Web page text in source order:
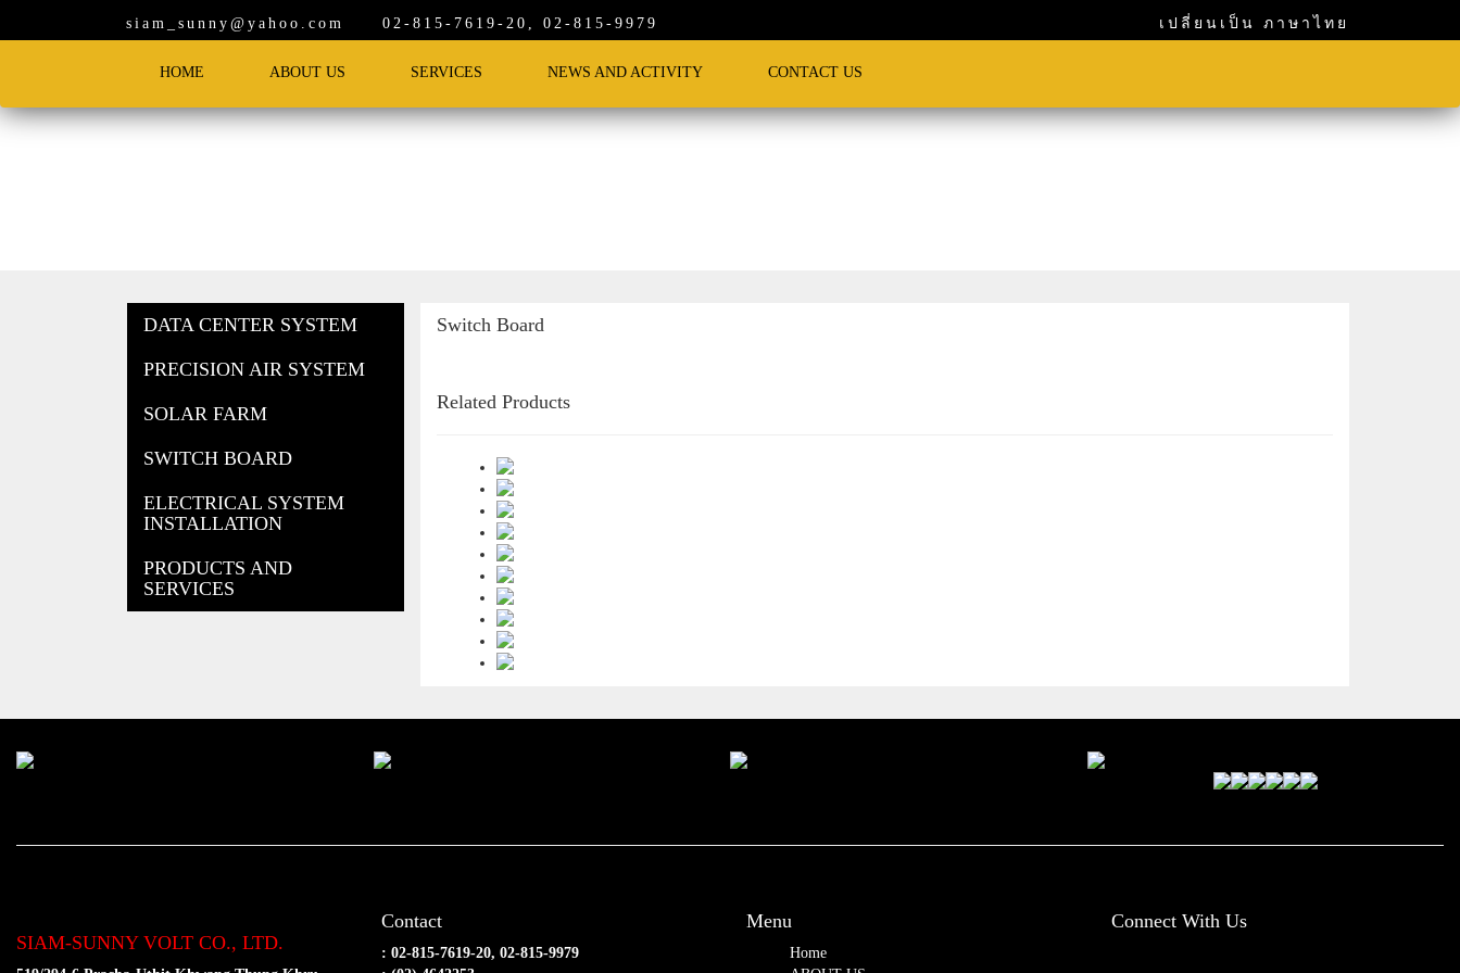
siam_sunny@yahoo.com 02-815-7619-20, 02-815-9979 เปลี่ยนเป็น ภาษาไทย
HOME ABOUT US SERVICES NEWS AND ACTIVITY CONTACT US
DATA CENTER SYSTEM
PRECISION AIR SYSTEM
SOLAR FARM
SWITCH BOARD
ELECTRICAL SYSTEM
INSTALLATION
PRODUCTS AND
SERVICES
Switch Board
Related Products
SIAM-SUNNY VOLT CO., LTD.
Contact
: 02-815-7619-20, 02-815-9979
Menu
Home
Connect With Us